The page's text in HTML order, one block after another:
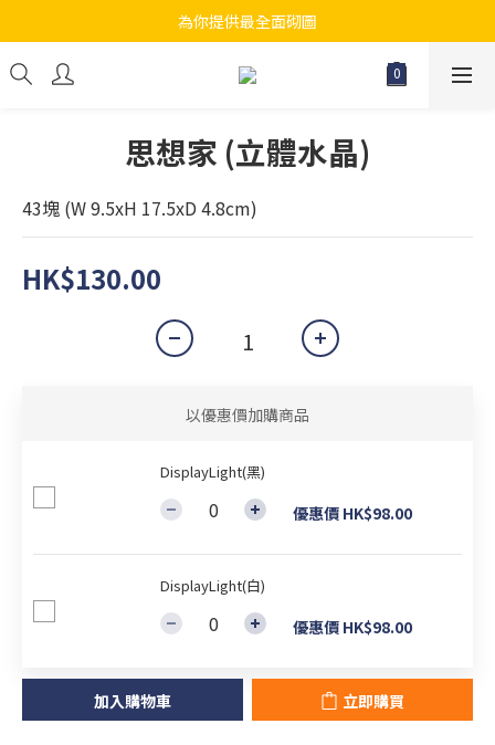
江帆天楊砌圖
為你提供最全面砌圖
無論大人小朋友都會搵到佢哋最鐘意既砌圖
思想家 (立體水晶)
43塊 (W 9.5xH 17.5xD 4.8cm)
HK$130.00
以優惠價加購商品
DisplayLight(黑)
優惠價 HK$98.00
DisplayLight(白)
優惠價 HK$98.00
加入購物車 立即購買